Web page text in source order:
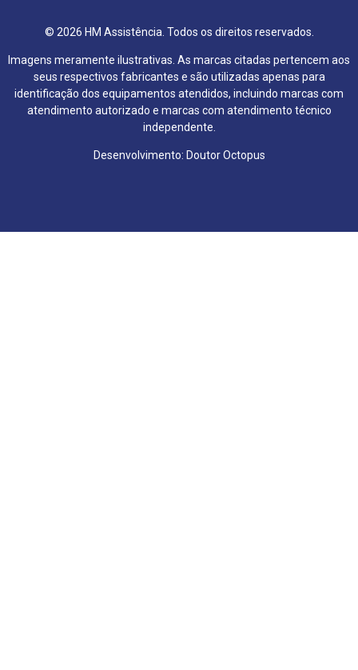
© 2026 HM Assistência. Todos os direitos reservados.
Imagens meramente ilustrativas. As marcas citadas pertencem aos
seus respectivos fabricantes e são utilizadas apenas para
identificação dos equipamentos atendidos, incluindo marcas com
atendimento autorizado e marcas com atendimento técnico
independente.
Desenvolvimento: Doutor Octopus